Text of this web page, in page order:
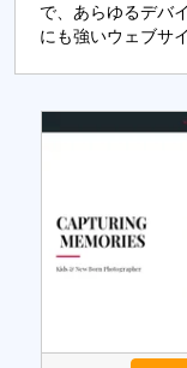
で、あらゆるデバ
にも強いウェブサ